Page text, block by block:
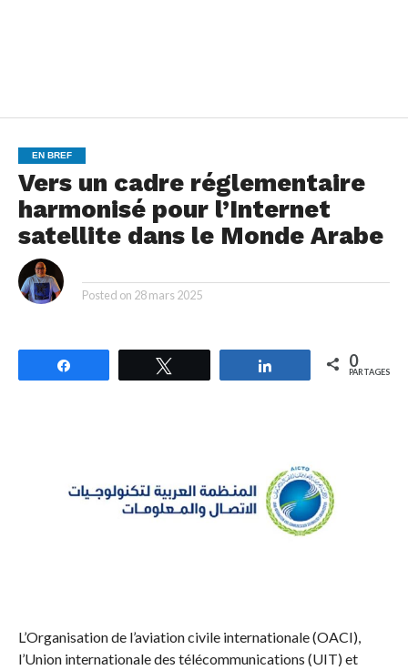
EN BREF
Vers un cadre réglementaire
harmonisé pour l’Internet
satellite dans le Monde Arabe
Posted on 28 mars 2025
Partagez 0
PARTAGES
L’Organisation de l’aviation civile internationale (OACI),
l’Union internationale des télécommunications (UIT) et